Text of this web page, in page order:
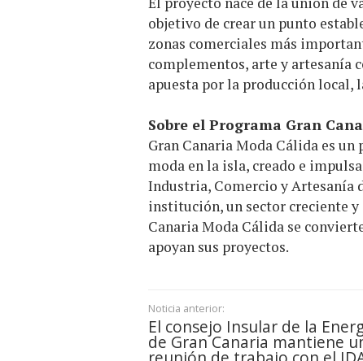
objetivo de crear un punto
zonas comerciales más
complementos, arte y artesanía
apuesta por la producción
Sobre el Programa Gran
Gran Canaria Moda Cálida es
moda en la isla, creado e
Industria, Comercio y Artesanía
institución, un sector creciente
Canaria Moda Cálida se
apoyan sus proyectos.
Noticia anterior:
El consejo Insular de la
de Gran Canaria mantiene